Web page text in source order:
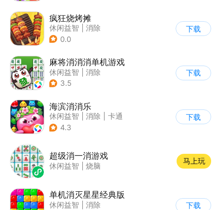
疯狂烧烤摊
休闲益智
消除
0.0
下载
麻将消消消单机游戏
休闲益智
消除
3.5
下载
海滨消消乐
休闲益智 消除
卡通
| 乐元素
4.3
下载
超级消一消游戏
休闲益智 烧脑
马上玩
单机消灭星星经典版
休闲益智
消除
下载